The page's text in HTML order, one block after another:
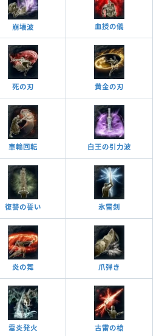
崩壊波 血授の儀
死の刃 黄金の刃
車輪回転 白王の引力波
復讐の誓い 氷雷剣
炎の舞 爪弾き
霊炎発火 古雷の槍